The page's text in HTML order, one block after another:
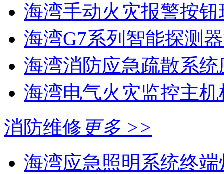
海湾手动火灾报警按钮
海湾G7系列智能探测
海湾消防应急疏散系统
海湾电气火灾监控主
消防维修 更多 >>
海湾应急照明系统终端